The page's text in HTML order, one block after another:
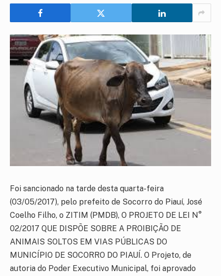
Foi sancionado na tarde desta quarta-feira
(03/05/2017), pelo prefeito de Socorro do Piauí, José
Coelho Filho, o ZITIM (PMDB), O PROJETO DE LEI N°
02/2017 QUE DISPÕE SOBRE A PROIBIÇÃO DE
ANIMAIS SOLTOS EM VIAS PÚBLICAS DO
MUNICÍPIO DE SOCORRO DO PIAUÍ. O Projeto, de
autoria do Poder Executivo Municipal, foi aprovado